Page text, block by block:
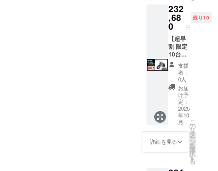
あるイ
ンボイ
スが必
要な場
合は、
実行者
に直接
お問合
せくだ
さい。
が遅れ
る場合
があり
ます。
●原動機
付自転
車販売
証明書
を含む
●適格請
求書発
行事業
者登録
番号：
あり ※
適格請
求書発
行事業
者登録
番号の
ン・仕
様は変
更にな
る可能
性もご
ざいま
す。
ご了承
くださ
い。 ※
ご注文
状況、
使用部
材の供
給状
況、製
造工程
上の都
合等に
より出
りま
す。ご
注意く
ださ
い。 ※
組立完
成車の
お届け
はオー
プショ
ンで別
に購入
する必
要があ
りま
す。 ※
製品の
品質向
上と改
良によ
料は
CAMPF
IREをご
注文さ
れた
後、商
品を発
送する
一週間
前に弊
社の
ホーム
ページ
にて追
加の離
島送料
11,000
円(税込
み)をお
払う必
円の
30%OF
F ※箱入
り(ハン
ドル
バーと
前輪の
取付け
が必要)
での送
料
18,800
円を含
んだ金
額で
す。 ※
離島
（北海
道、沖
縄、離
ベー
ジュ (サ
ドル色
はブ
ラック
になり
ます。
オープ
ション
でブラ
ウン色
に変更
できま
す。) ●
一般販
売予定
価格：
387,800
円の
40%OF
232
,68
0 円
残り10
【超早
割 限定
10台】
●イープ
ラスミ
ライ
RHINO
バイク
原付二
1000W
モデル
×1台 ●
カ
ラー：
支援
者：
0人
お届
け予
定：
2025
年10
月
詳細を見る
こ
の
リ
タ
ー
ン
を
選
択
す
る